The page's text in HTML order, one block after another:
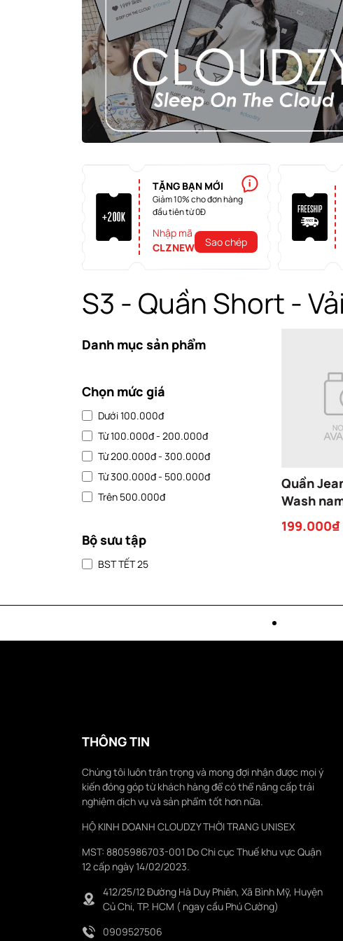
TẶNG BẠN MỚI
Giảm 10% cho đơn hàng
đầu tiên từ 0Đ
Nhập mã
CLZNEW
Sao chép
S3 - Quần Short -
Danh mục sản phẩm
Chọn mức giá
Dưới 100.000đ
Từ 100.000đ - 200.000đ
Từ 200.000đ - 300.000đ
Từ 300.000đ - 500.000đ
Trên 500.000đ
Bộ sưu tập
BST TẾT 25
Quần
Wash
quần
ống rộng
199.000₫
THÔNG TIN
Chúng tôi luôn trân trọng và mong đợi nhận được mọi ý
kiến đóng góp từ khách hàng để có thể nâng cấp trải
nghiệm dịch vụ và sản phẩm tốt hơn nữa.
HỘ KINH DOANH CLOUDZY THỜI TRANG UNISEX
MST: 8805986703-001 Do Chi cục Thuế khu vực Quận
12 cấp ngày 14/02/2023.
412/25/12 Đường Hà Duy Phiên, Xã Bình Mỹ, Huyện
Củ Chi, TP. HCM ( ngay cầu Phú Cường)
0909527506